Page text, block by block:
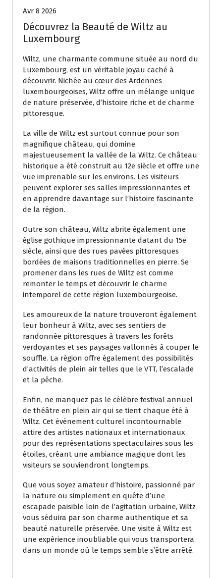
Avr 8 2026
Découvrez la Beauté de Wiltz au
Luxembourg
Wiltz, une charmante commune située au nord du
Luxembourg, est un véritable joyau caché à
découvrir. Nichée au cœur des Ardennes
luxembourgeoises, Wiltz offre un mélange unique
de nature préservée, d’histoire riche et de charme
pittoresque.
La ville de Wiltz est surtout connue pour son
magnifique château, qui domine
majestueusement la vallée de la Wiltz. Ce château
historique a été construit au 12e siècle et offre une
vue imprenable sur les environs. Les visiteurs
peuvent explorer ses salles impressionnantes et
en apprendre davantage sur l’histoire fascinante
de la région.
Outre son château, Wiltz abrite également une
église gothique impressionnante datant du 15e
siècle, ainsi que des rues pavées pittoresques
bordées de maisons traditionnelles en pierre. Se
promener dans les rues de Wiltz est comme
remonter le temps et découvrir le charme
intemporel de cette région luxembourgeoise.
Les amoureux de la nature trouveront également
leur bonheur à Wiltz, avec ses sentiers de
randonnée pittoresques à travers les forêts
verdoyantes et ses paysages vallonnés à couper le
souffle. La région offre également des possibilités
d’activités de plein air telles que le VTT, l’escalade
et la pêche.
Enfin, ne manquez pas le célèbre festival annuel
de théâtre en plein air qui se tient chaque été à
Wiltz. Cet événement culturel incontournable
attire des artistes nationaux et internationaux
pour des représentations spectaculaires sous les
étoiles, créant une ambiance magique dont les
visiteurs se souviendront longtemps.
Que vous soyez amateur d’histoire, passionné par
la nature ou simplement en quête d’une
escapade paisible loin de l’agitation urbaine, Wiltz
vous séduira par son charme authentique et sa
beauté naturelle préservée. Une visite à Wiltz est
une expérience inoubliable qui vous transportera
dans un monde où le temps semble s’être arrêté.